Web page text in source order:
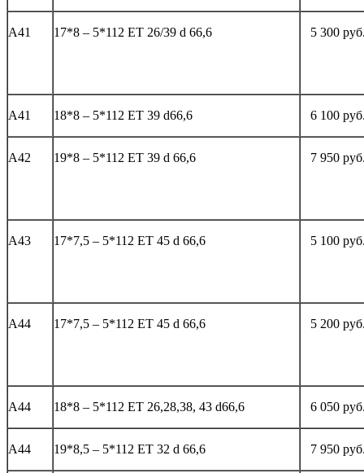
А41 17*8 – 5*112 ЕТ 26/39 d 66,6 5 300
А41 18*8 – 5*112 ЕТ 39 d66,6 6 100
А42 19*8 – 5*112 ЕТ 39 d 66,6 7 950
А43 17*7,5 – 5*112 ЕТ 45 d 66,6 5 100
А44 17*7,5 – 5*112 ЕТ 45 d 66,6 5 200
А44 18*8 – 5*112 ЕТ 26,28,38, 43 d66,6 6 050
А44 19*8,5 – 5*112 ЕТ 32 d 66,6 7 950